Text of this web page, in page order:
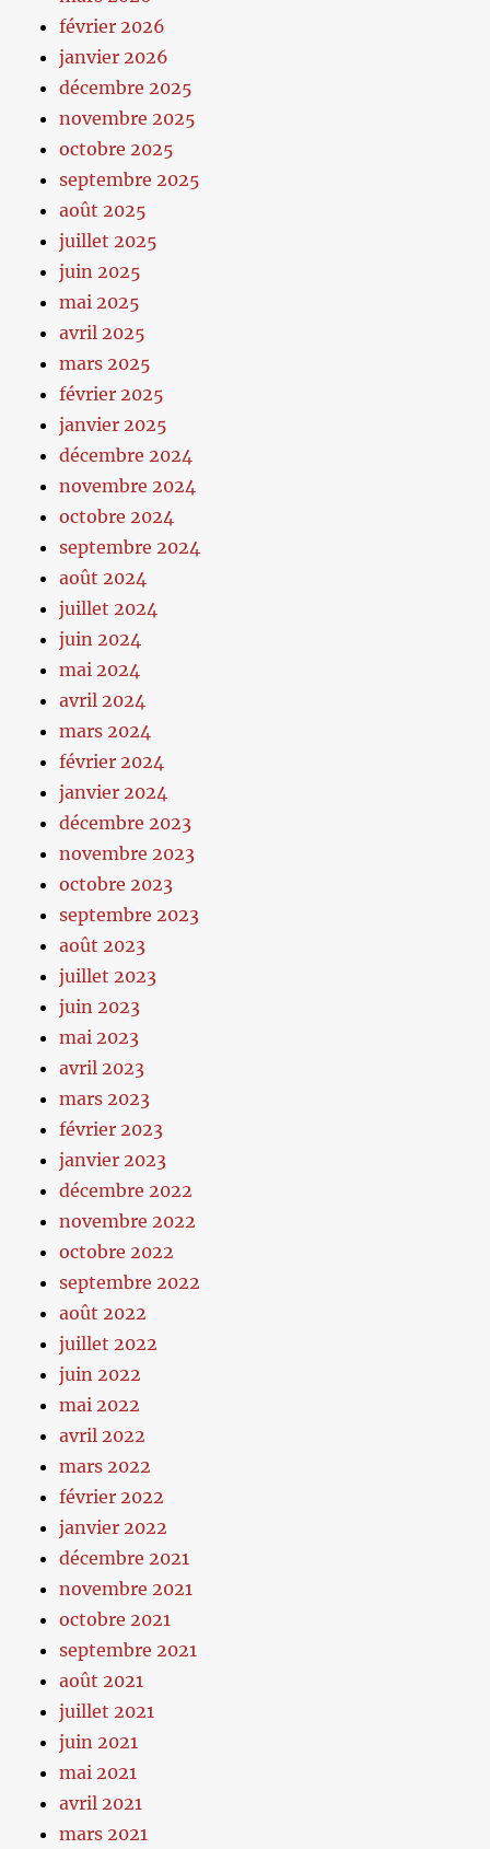
février 2026
janvier 2026
décembre 2025
novembre 2025
octobre 2025
septembre 2025
août 2025
juillet 2025
juin 2025
mai 2025
avril 2025
mars 2025
février 2025
janvier 2025
décembre 2024
novembre 2024
octobre 2024
septembre 2024
août 2024
juillet 2024
juin 2024
mai 2024
avril 2024
mars 2024
février 2024
janvier 2024
décembre 2023
novembre 2023
octobre 2023
septembre 2023
août 2023
juillet 2023
juin 2023
mai 2023
avril 2023
mars 2023
février 2023
janvier 2023
décembre 2022
novembre 2022
octobre 2022
septembre 2022
août 2022
juillet 2022
juin 2022
mai 2022
avril 2022
mars 2022
février 2022
janvier 2022
décembre 2021
novembre 2021
octobre 2021
septembre 2021
août 2021
juillet 2021
juin 2021
mai 2021
avril 2021
mars 2021